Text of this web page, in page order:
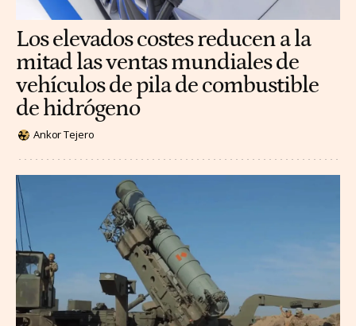
Los elevados costes reducen a la
mitad las ventas mundiales de
vehículos de pila de combustible
de hidrógeno
Ankor Tejero